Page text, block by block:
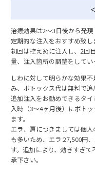
治療効果は2〜3日後から発現
定期的な注入をおすすめ致し
初回は控えめに注入し、2回
量、注入箇所の調整をしてい
しわに対して明らかな効果
み、ボトックス代は無料で
追加注入をお勧めできるタ
入時（3〜4ヶ月後）にボト
ます。
エラ、肩につきましては個
も多いため、エラ:27,500円
す。追加により、効きすぎ
承下さい。